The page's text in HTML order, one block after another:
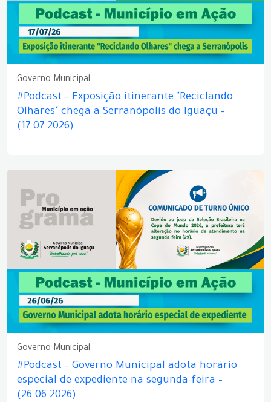
Governo Municipal
#Podcast – Exposição itinerante "Reciclando
Olhares" chega a Serranópolis do Iguaçu –
(17.07.2026)
Governo Municipal
#Podcast – Governo Municipal adota horário
especial de expediente na segunda-feira –
(26.06.2026)